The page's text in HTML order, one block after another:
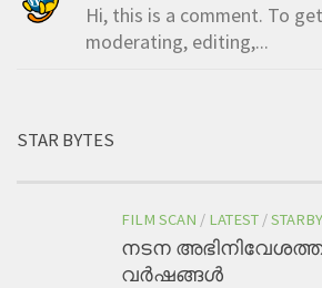
Hi, this is a comment. To
moderating, editing,...
STAR BYTES
FILM SCAN / LATEST /
നടന
വര്‍ഷങ്ങള്‍